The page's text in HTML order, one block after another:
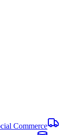
Commerce